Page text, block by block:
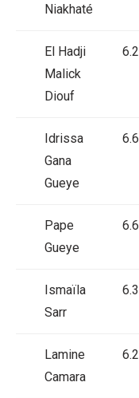
Niakhaté
El Hadji
Malick
Diouf
6.2
Idrissa
Gana
Gueye
6.6
Pape
Gueye
6.6
Ismaïla
Sarr
6.3
Lamine
Camara
6.2